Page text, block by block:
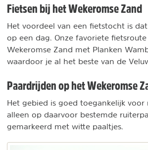
Fietsen bij het Wekeromse Zand
Het voordeel van een fietstocht is
op een dag. Onze favoriete
Wekeromse Zand met Planken
waardoor je al het beste van de
Paardrijden op het Wekeromse
Het gebied is goed toegankelijk voor
alleen op daarvoor bestemde
gemarkeerd met witte paaltjes.